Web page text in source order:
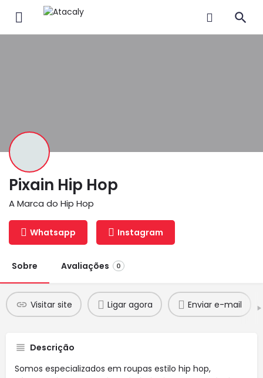
Pixain Hip Hop
A Marca do Hip Hop
Whatsapp Instagram
Sobre Avaliações 0
Visitar site Ligar agora Enviar e-mail
Descrição
Somos especializados em roupas estilo hip hop,